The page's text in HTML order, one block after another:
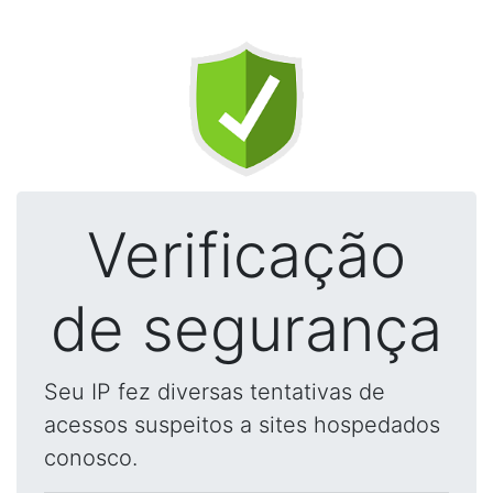
Verificação
de segurança
Seu IP fez diversas tentativas de
acessos suspeitos a sites hospedados
conosco.